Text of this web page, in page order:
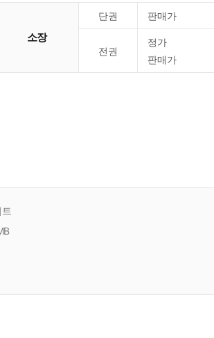
소장
단권 판매가
전권
정가
판매가